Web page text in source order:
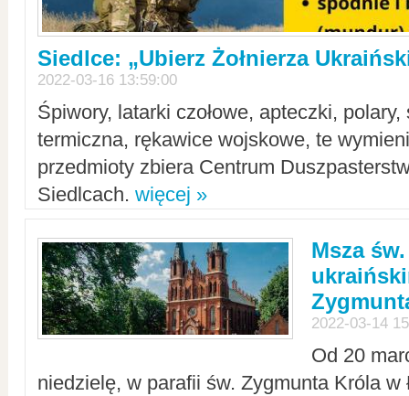
Siedlce: „Ubierz Żołnierza
2022-03-16 13:59:00
Śpiwory, latarki czołowe, apteczki,
termiczna, rękawice wojskowe, te
przedmioty zbiera Centrum
Siedlcach. więcej »
Msza
2022-03-14
Od 20
niedzielę, w parafii św. Zygmunta Króla w